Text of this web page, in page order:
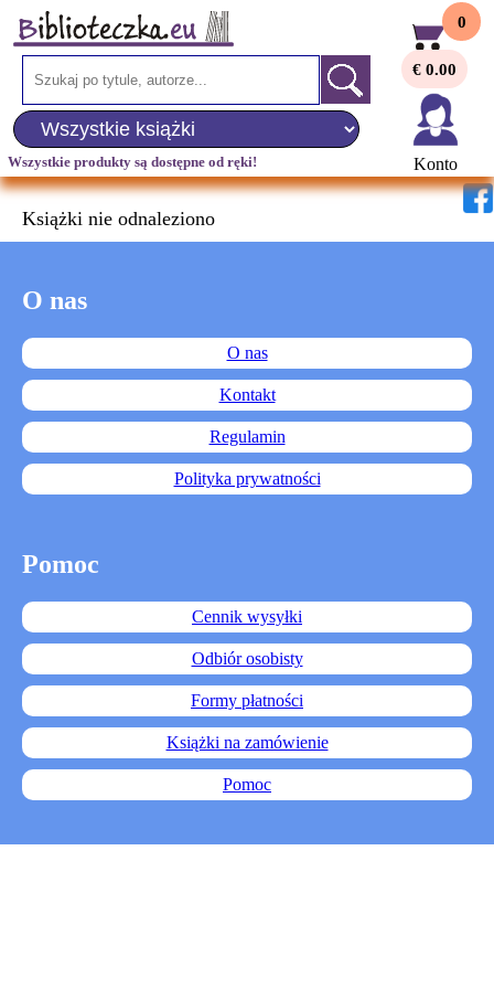
Wszystkie produkty są dostępne od ręki!
0
€ 0.00
Konto
Książki nie odnaleziono
O nas
O nas
Kontakt
Regulamin
Polityka prywatności
Pomoc
Cennik wysyłki
Odbiór osobisty
Formy płatności
Książki na zamówienie
Pomoc